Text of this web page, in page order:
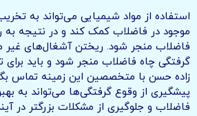
استفاده از مواد شیمیایی می‌تواند به
موجود در فاضلاب کمک کند و در نتیجه به
فاضلاب منجر شود. ریختن آشغال‌های غیر
گرفتگی چاه فاضلاب منجر شود و باید برای
زاده حسن با متخصصین این زمینه تماس
پیشگیری از وقوع گرفتگی‌ها می‌تواند به
فاضلاب و جلوگیری از مشکلات بزرگتر در